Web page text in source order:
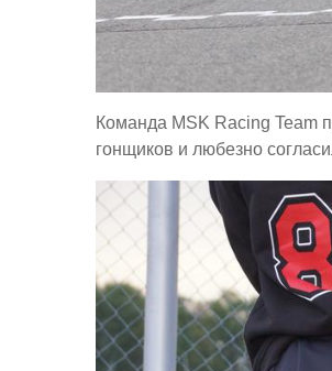
Команда MSK Racing Team
гонщиков и любезно